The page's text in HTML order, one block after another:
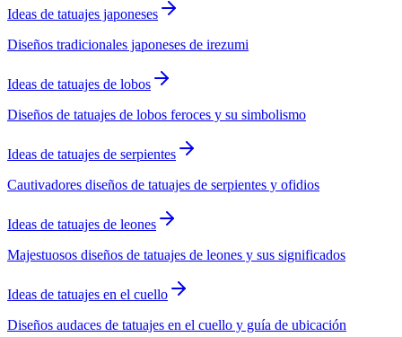
Ideas de tatuajes japoneses
Diseños tradicionales japoneses de irezumi
Ideas de tatuajes de lobos
Diseños de tatuajes de lobos feroces y su simbolismo
Ideas de tatuajes de serpientes
Cautivadores diseños de tatuajes de serpientes y ofidios
Ideas de tatuajes de leones
Majestuosos diseños de tatuajes de leones y sus significados
Ideas de tatuajes en el cuello
Diseños audaces de tatuajes en el cuello y guía de ubicación